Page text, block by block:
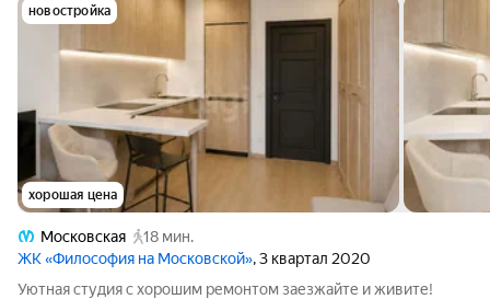
новостройка
хорошая цена
Московская
18 мин.
ЖК «Философия на Московской», 3 квартал 2020
Уютная студия с хорошим ремонтом заезжайте и живите!